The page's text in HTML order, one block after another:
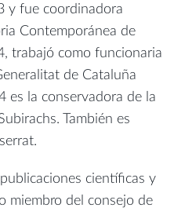
y fue coordinadora
Contemporánea de
trabajó como funcionaria
de Cataluña
es la conservadora de la
También es
científicas y
miembro del consejo de